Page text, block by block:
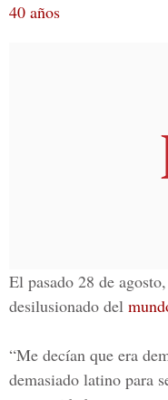
40 años
El pasado 28 de
desilusionado del
“Me decían que era
demasiado latino para